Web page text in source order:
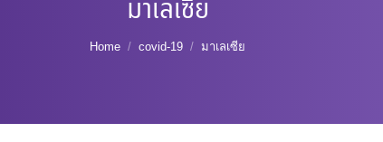
มาเลเซีย
You are here:
Home covid-19 มาเลเซีย